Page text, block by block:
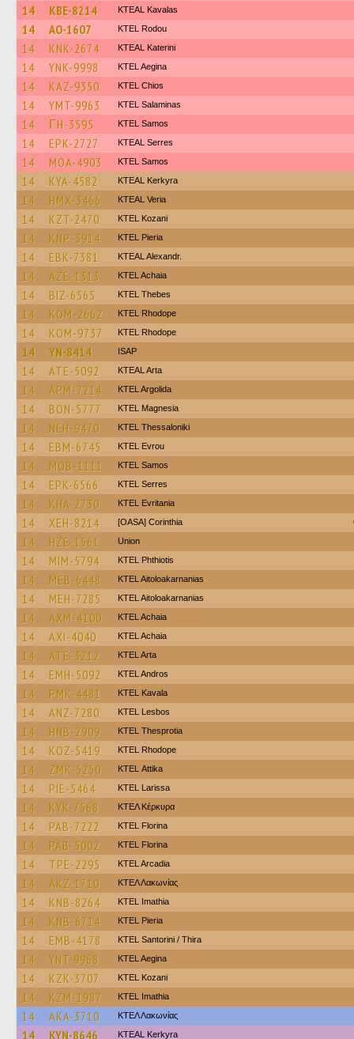
14 KBE-8214 KTEAL Kavalas
14 AO-1607 ΚΤΕL Rodou
14 KNK-2674 KTEAL Katerini
14 YNK-9998 KTEL Aegina
14 KAZ-9350 KTEL Chios
14 YMT-9963 KTEL Salaminas
14 ΓH-3595 KTEL Samos
14 EPK-2727 KTEAL Serres
14 MOA-4903 KTEL Samos
14 KYA-4582 KTEAL Kerkyra
14 HMX-3466 KTEAL Veria
14 KZT-2470 ΚΤΕL Kozani
14 KNP-3914 KTEL Pieria
14 EBK-7381 KTEAL Alexandr.
14 AZE-1313 KTEL Achaia
14 BIZ-6565 KTEL Thebes
14 KOM-2662 KTEL Rhodope
14 KOM-9737 KTEL Rhodope
14 YN-8414 ISAP
14 ATE-5092 KTEAL Arta
14 APM-7214 KTEL Argolida
14 BON-5777 ΚΤΕL Magnesia
14 NEH-9470 KTEL Thessaloniki
14 EBM-6745 KTEL Evrou
14 MOB-1111 KTEL Samos
14 EPK-6566 KTEL Serres
14 KHA-2730 ΚΤΕL Evritania
14 XEH-8214 [OASA] Corinthia
14 HZE-1561 Union
14 MIM-5794 ΚΤΕL Phthiotis
14 MEB-6448 KTEL Aitoloakarnanias
14 MEH-7285 KTEL Aitoloakarnanias
14 AXM-4100 KTEL Achaia
14 AXI-4040 KTEL Achaia
14 ATE-3212 KTEL Arta
14 EMH-5092 KTEL Andros
14 PMK-4481 KTEL Kavala
14 ANZ-7280 KTEL Lesbos
14 HNB-2909 KTEL Thesprotia
14 KOZ-5419 KTEL Rhodope
14 ZMK-5250 KΤΕL Αttika
14 PIE-5464 KTEL Larissa
14 KYK-7568 ΚΤΕΛ Κέρκυρα
14 PAB-7222 KTEL Florina
14 PAB-5002 KTEL Florina
14 TPE-2295 KTEL Arcadia
14 AKZ-1710 ΚΤΕΛ Λακωνίας
14 KNB-8264 KTEL Imathia
14 KNB-6714 KTEL Pieria
14 EMB-4178 KTEL Santorini / Thira
14 YNT-9968 KTEL Aegina
14 KZK-3707 ΚΤΕL Kozani
14 KZM-1987 KTEL Imathia
14 AKA-3710 ΚΤΕΛ Λακωνίας
14 KYN-8646 KTEAL Kerkyra